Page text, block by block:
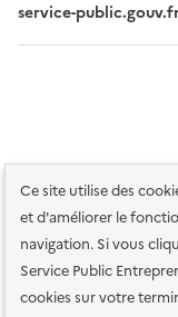
Ce site utilise des
et d'améliorer le
navigation. Si vous
Service Public
cookies sur votre
service-
Plan du site